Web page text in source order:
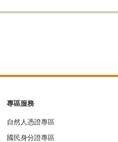
專區服務
自然人憑證專區
國民身分證專區